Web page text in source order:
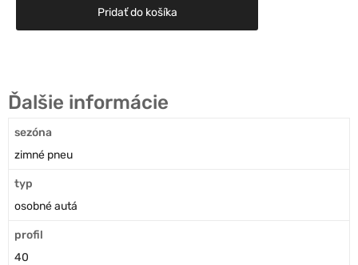
Pridať do košíka
Ďalšie informácie
sezóna
zimné pneu
typ
osobné autá
profil
40